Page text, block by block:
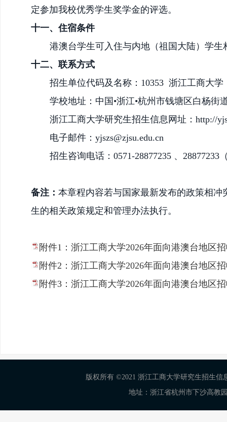
定参加我校优秀学生奖学金的评选。
十一、住宿条件
港澳台学生可入住与内地（祖国大陆）学
十二、联系方式
招生单位代码及名称： 10353 浙江工商大学
学校地址：中国 •浙江•杭州市钱塘区白杨街
浙江工商大学研究生招生信息网址： http://
电子邮件： yjszs@zjsu.edu.cn
招生咨询电话： 0571-28877235 、28877233
备注： 本章程内容若与国家最新发布的政策相
生的相关政策规定和管理办法执行。
附件1：浙江工商大学2026年面向港澳台地区
附件2：浙江工商大学2026年面向港澳台地区
附件3：浙江工商大学2026年面向港澳台地区
版权所有 ©2021 浙江工商大学研究生招生信
地址：浙江省杭州市下沙高教